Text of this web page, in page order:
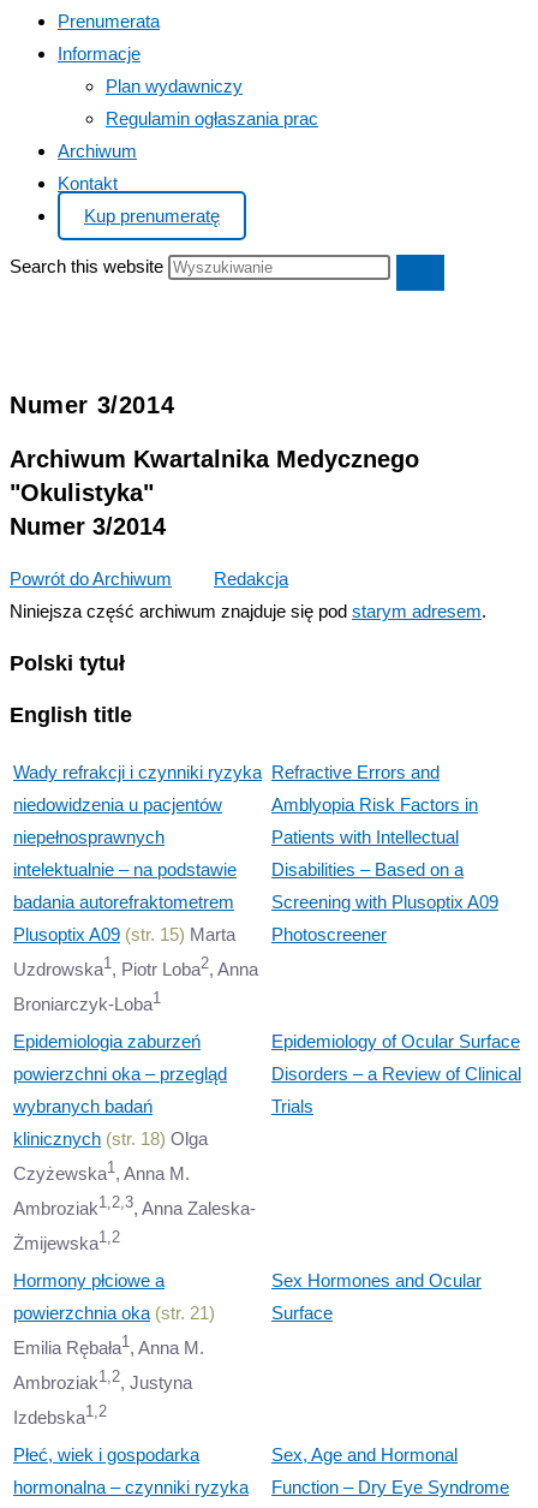
Prenumerata
Informacje
Plan wydawniczy
Regulamin ogłaszania prac
Archiwum
Kontakt
Kup prenumeratę
Search this website
Numer 3/2014
Archiwum Kwartalnika Medycznego
"Okulistyka"
Numer 3/2014
Powrót do Archiwum
Redakcja
Niniejsza część archiwum znajduje się pod starym adresem.
Polski tytuł
English title
Wady refrakcji i czynniki ryzyka
niedowidzenia u pacjentów
niepełnosprawnych
intelektualnie – na podstawie
badania autorefraktometrem
Plusoptix A09 (str. 15) Marta
Uzdrowska1, Piotr Loba2, Anna
Broniarczyk-Loba1
Refractive Errors and
Amblyopia Risk Factors in
Patients with Intellectual
Disabilities – Based on a
Screening with Plusoptix A09
Photoscreener
Epidemiologia zaburzeń
powierzchni oka – przegląd
wybranych badań
klinicznych (str. 18) Olga
Czyżewska1, Anna M.
Ambroziak1,2,3, Anna Zaleska-
Żmijewska1,2
Epidemiology of Ocular Surface
Disorders – a Review of Clinical
Trials
Hormony płciowe a
powierzchnia oka (str. 21)
Emilia Rębała1, Anna M.
Ambroziak1,2, Justyna
Izdebska1,2
Sex Hormones and Ocular
Surface
Płeć, wiek i gospodarka
hormonalna – czynniki ryzyka
Sex, Age and Hormonal
Function – Dry Eye Syndrome